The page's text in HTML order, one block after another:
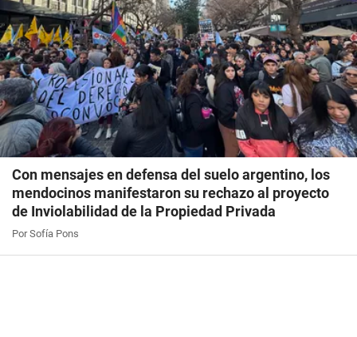
Con mensajes en defensa del suelo argentino, los
mendocinos manifestaron su rechazo al proyecto
de Inviolabilidad de la Propiedad Privada
Por Sofía Pons